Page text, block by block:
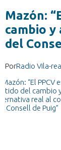
Mazón:
cambio
del
PorRadio Vila-